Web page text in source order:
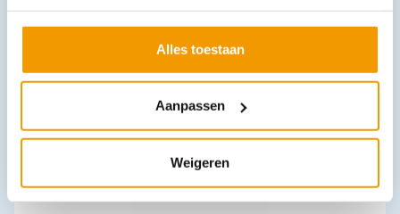
Alles toestaan
Aanpassen
Weigeren
In winkelwagen